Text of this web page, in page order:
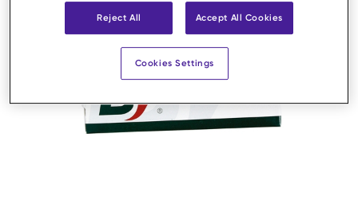
Reject All Accept All Cookies
Cookies Settings